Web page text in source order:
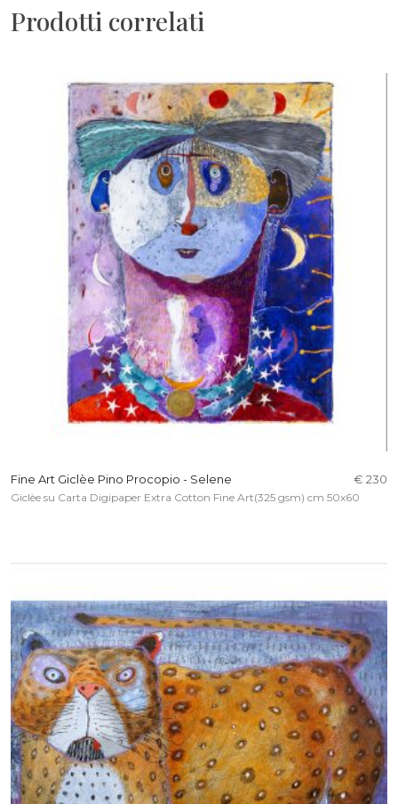
Prodotti correlati
Fine Art Giclèe Pino Procopio - Selene € 230
Giclèe su Carta Digipaper Extra Cotton Fine Art(325 gsm) cm 50x60